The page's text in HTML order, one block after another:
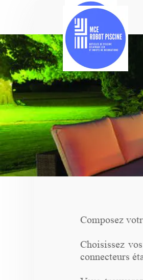
Composez
Choisissez
connecteurs